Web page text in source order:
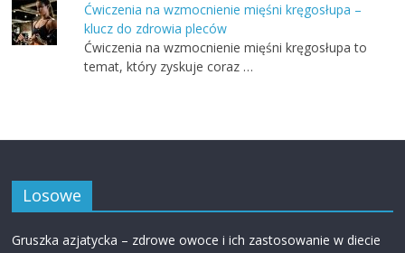
Ćwiczenia na wzmocnienie mięśni kręgosłupa –
klucz do zdrowia pleców
Ćwiczenia na wzmocnienie mięśni kręgosłupa to
temat, który zyskuje coraz …
Losowe
Gruszka azjatycka – zdrowe owoce i ich zastosowanie w diecie